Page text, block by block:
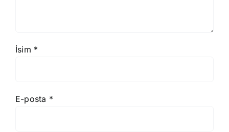
İsim *
E-posta *